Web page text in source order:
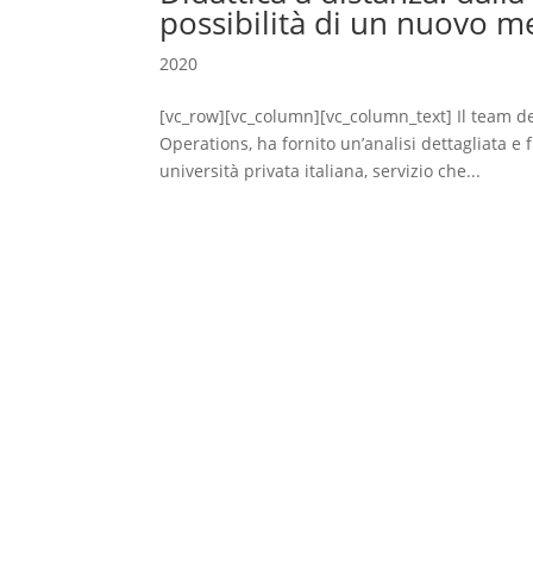
possibilità di un nuovo
2020
[vc_row][vc_column][vc_column_text] Il team
Operations, ha fornito un’analisi dettagliata
università privata italiana, servizio che...